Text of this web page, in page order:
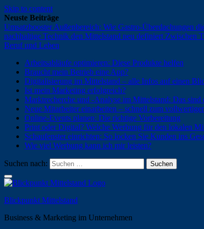
Skip to content
Neuste Beiträge
Umsatzbooster Außenbereich: Wie Gastro-Überdachungen
nachhaltige Technik den Mittelstand neu definiert Zwischen
Beruf und Leben
Arbeitsabläufe optimieren: Diese Produkte helfen
Braucht mein Betrieb eine App?
Digitalisierung im Mittelstand – alle Infos auf einen
Ist mein Marketing erfolgreich?
Marktrecherche und -Analyse im Mittelstand: Das sind
Neue Mitarbeiter einarbeiten – schnell zum
Online-Events planen: Die richtige Vorbereitung
Print oder Digital? Welche Werbung für den lokalen
Schaufenster einrichten: So locken Sie Kunden ins
Wie viel Werbung kann ich mir leisten?
Suchen nach:
Blickpunkt Mittelstand
Business & Marketing im Unternehmen